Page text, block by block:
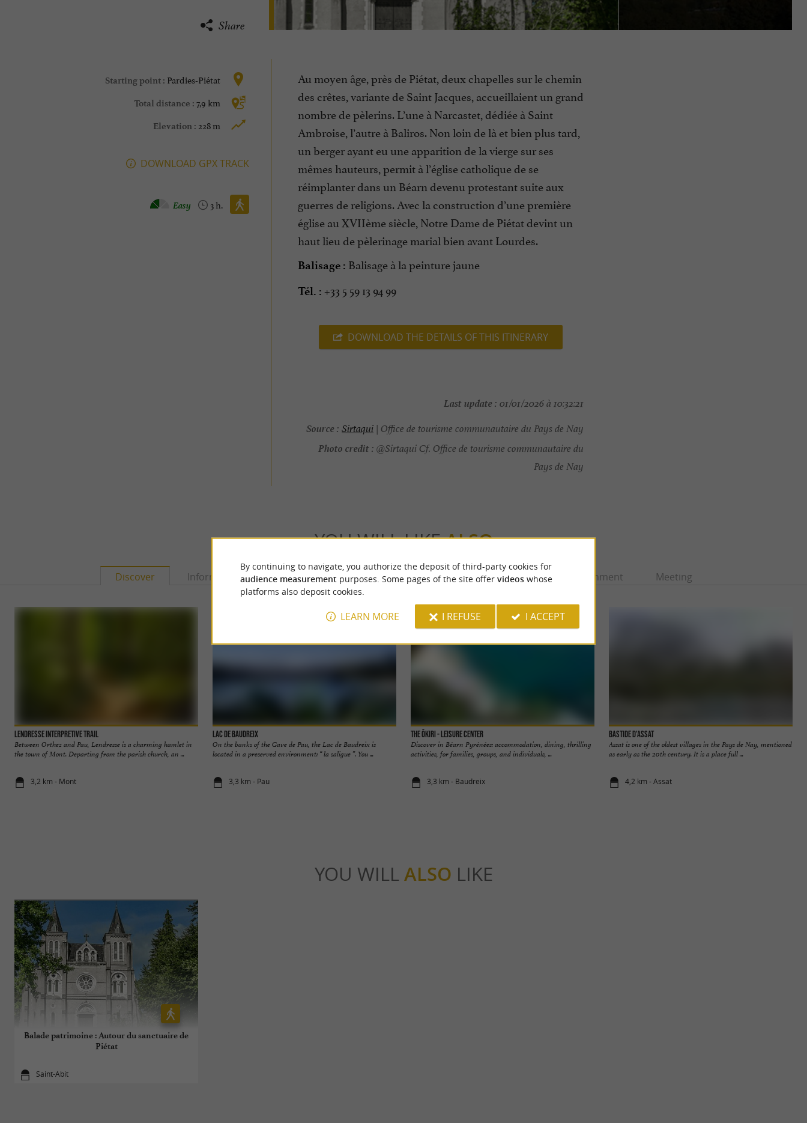
Share
Starting point : Pardies-Piétat
Total distance : 7,9 km
Elevation : 228 m
DOWNLOAD GPX TRACK
Walking :
3 h.
Easy
Au moyen âge, près de Piétat, deux chapelles sur le chemin
des crêtes, variante de Saint Jacques, accueillaient un grand
nombre de pèlerins. L’une à Narcastet, dédiée à Saint
Ambroise, l’autre à Baliros. Non loin de là et bien plus tard,
un berger ayant eu une apparition de la vierge sur ses
mêmes hauteurs, permit à l’église catholique de se
réimplanter dans un Béarn devenu protestant suite aux
guerres de religions. Avec la construction d’une première
église au XVIIème siècle, Notre Dame de Piétat devint un
haut lieu de pèlerinage marial bien avant Lourdes.
Balisage : Balisage à la peinture jaune
Tél. : +33 5 59 13 94 99
DOWNLOAD THE DETAILS OF THIS ITINERARY
Last update : 01/01/2026 à 10:32:21
Source : Sirtaqui| Office de tourisme communautaire du Pays de Nay
Photo credit : @Sirtaqui Cf. Office de tourisme communautaire du
Pays de Nay
YOU WILL LIKEALSO
Discover Information Accommodation Eating & Drinking Tasting Entertainment Meeting
Lendresse interpretive trail
Between Orthez and Pau, Lendresse is a charming hamlet in
the town of Mont. Departing from the parish church, an ...
3,2 km - Mont
Lac De Baudreix
On the banks of the Gave de Pau, the Lac de Baudreix is
located in a preserved environment: “ la saligue ”. You ...
3,3 km - Pau
The Ôkiri - Leisure center
Discover in Béarn Pyrénées: accommodation, dining, thrilling
activities, for families, groups, and individuals, ...
3,3 km - Baudreix
Bastide d'Assat
Assat is one of the oldest villages in the Pays de Nay, mentioned
as early as the 20th century. It is a place full ...
4,2 km - Assat
YOU WILL ALSO LIKE
Balade patrimoine : Autour du sanctuaire de
Piétat
Saint-Abit
By continuing to navigate, you authorize the deposit of third-party cookies for
audience measurement purposes. Some pages of the site offer videoswhose
platforms also deposit cookies.
LEARN MORE I REFUSE I ACCEPT